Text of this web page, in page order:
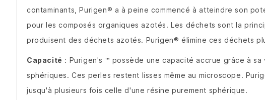
contaminants, Purigen® a à peine commencé à atteindre son
pour les composés organiques azotés.Les déchets sont la
produisent des déchets azotés. Purigen® élimine ces déchets
Capacité : Purigen's ™ possède une capacité accrue grâce à sa
sphériques.Ces perles restent lisses même au microscope.
jusqu'à plusieurs fois celle d'une résine purement sphérique.